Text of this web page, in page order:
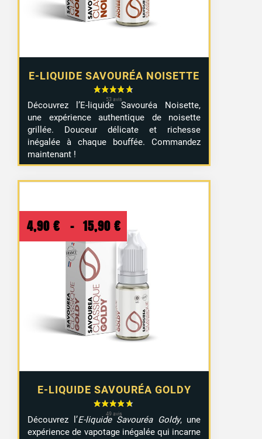
E-LIQUIDE SAVOURÉA NOISETTE
Découvrez l’E-liquide Savouréa Noisette,
une expérience authentique de noisette
grillée. Douceur délicate et richesse
inégalée à chaque bouffée. Commandez
maintenant !
E-LIQUIDE SAVOURÉA GOLDY
4,90 € – 15,90 €
de
prix :
4,90 €
à
15,90 €
Découvrez l’E-liquide Savouréa Goldy, une
expérience de vapotage inégalée qui incarne